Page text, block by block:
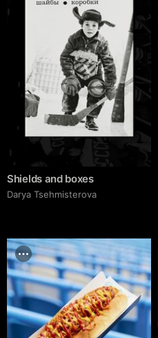
Shields and boxes
Darya Tsehmisterova